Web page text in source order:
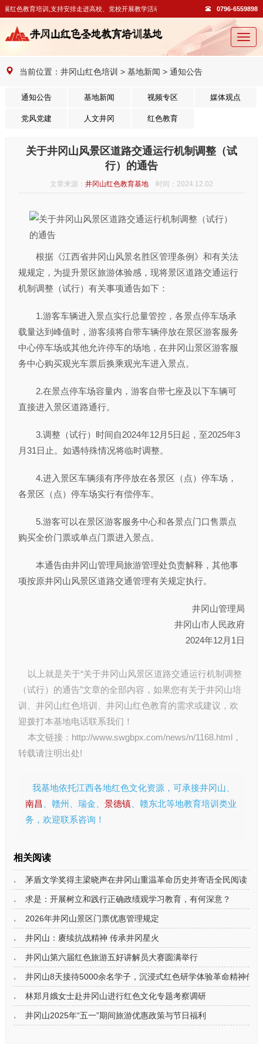
红色教育培训,支持安排走进高校、党校开展教学活动。 0796-6559898
切
换
当前位置： 井冈山红色培训 > 基地新闻 > 通知公告
通知公告 基地新闻 视频专区 媒体观点
党风党建 人文井冈 红色教育
关于井冈山风景区道路交通运行机制调整（试
行）的通告
文章来源： 井冈山红色教育基地 时间：2024.12.02
根据《江西省井冈山风景名胜区管理条例》和有关法
规规定，为提升景区旅游体验感，现将景区道路交通运行
机制调整（试行）有关事项通告如下：
1.游客车辆进入景点实行总量管控，各景点停车场承
载量达到峰值时，游客须将自带车辆停放在景区游客服务
中心停车场或其他允许停车的场地，在井冈山景区游客服
务中心购买观光车票后换乘观光车进入景点。
2.在景点停车场容量内，游客自带七座及以下车辆可
直接进入景区道路通行。
3.调整（试行）时间自2024年12月5日起，至2025年3
月31日止。如遇特殊情况将临时调整。
4.进入景区车辆须有序停放在各景区（点）停车场，
各景区（点）停车场实行有偿停车。
5.游客可以在景区游客服务中心和各景点门口售票点
购买全价门票或单点门票进入景点。
本通告由井冈山管理局旅游管理处负责解释，其他事
项按原井冈山风景区道路交通管理有关规定执行。
井冈山管理局
井冈山市人民政府
2024年12月1日
以上就是关于“关于井冈山风景区道路交通运行机制调整
（试行）的通告”文章的全部内容，如果您有关于井冈山培
训
井冈山红色培训 井冈山红色教育的需求或建议，欢
迎拨打本基地电话联系我们！
本文链接： http://www.swgbpx.com/news/n/1168.html，
转载请注明出处!
我基地依托江西各地红色文化资源，可承接井冈山、
南昌
、赣州、瑞金、 景德镇、赣东北等地教育培训类业
务，欢迎联系咨询！
相关阅读
茅盾文学奖得主梁晓声在井冈山重温革命历史并寄语全民阅读
求是：开展树立和践行正确政绩观学习教育，有何深意？
2026年井冈山景区门票优惠管理规定
井冈山：赓续抗战精神 传承井冈星火
井冈山第六届红色旅游五好讲解员大赛圆满举行
井冈山8天接待5000余名学子，沉浸式红色研学体验革命精神传承
林郑月娥女士赴井冈山进行红色文化专题考察调研
井冈山2025年“五一”期间旅游优惠政策与节日福利